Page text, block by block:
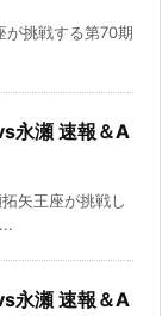
が挑戦する第70期
永瀬 速報＆A
矢王座が挑戦し
永瀬 速報＆A